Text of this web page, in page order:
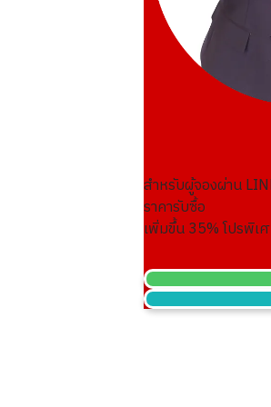
Louis Vuitton
THB 46,315.63
สำหรับผู้จองผ่าน
ราคารับซื้อ
เพิ่มขึ้น35% โปรพิเ